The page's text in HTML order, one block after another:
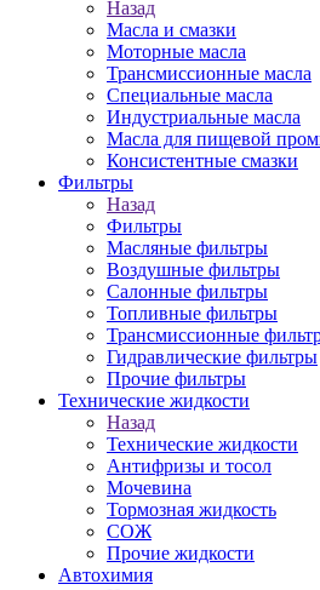
Назад
Масла и смазки
Моторные масла
Трансмиссионные масла
Специальные масла
Индустриальные масла
Масла для пищевой
Консистентные смазки
Фильтры
Назад
Фильтры
Масляные фильтры
Воздушные фильтры
Салонные фильтры
Топливные фильтры
Трансмиссионные
Гидравлические фильтры
Прочие фильтры
Технические жидкости
Назад
Технические жидкости
Антифризы и тосол
Мочевина
Тормозная жидкость
СОЖ
Прочие жидкости
Автохимия